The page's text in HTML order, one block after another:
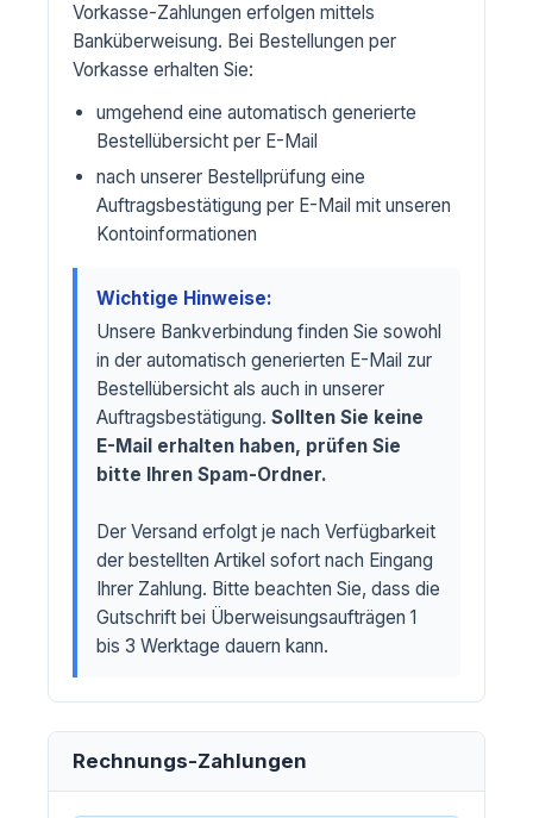
Vorkasse-Zahlungen erfolgen mittels
Banküberweisung. Bei Bestellungen per
Vorkasse erhalten Sie:
umgehend eine automatisch generierte
Bestellübersicht per E-Mail
nach unserer Bestellprüfung eine
Auftragsbestätigung per E-Mail mit unseren
Kontoinformationen
Wichtige Hinweise:
Unsere Bankverbindung finden Sie sowohl
in der automatisch generierten E-Mail zur
Bestellübersicht als auch in unserer
Auftragsbestätigung. Sollten Sie keine
E-Mail erhalten haben, prüfen Sie
bitte Ihren Spam-Ordner.
Der Versand erfolgt je nach Verfügbarkeit
der bestellten Artikel sofort nach Eingang
Ihrer Zahlung. Bitte beachten Sie, dass die
Gutschrift bei Überweisungsaufträgen 1
bis 3 Werktage dauern kann.
Rechnungs-Zahlungen